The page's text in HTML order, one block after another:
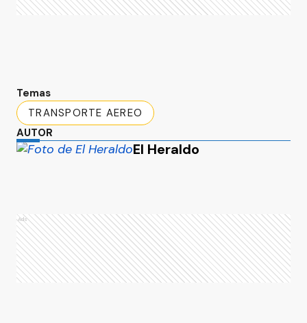
Temas
TRANSPORTE AEREO
AUTOR
El Heraldo
Ads